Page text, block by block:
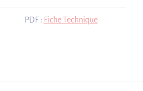
PDF : Fiche Technique